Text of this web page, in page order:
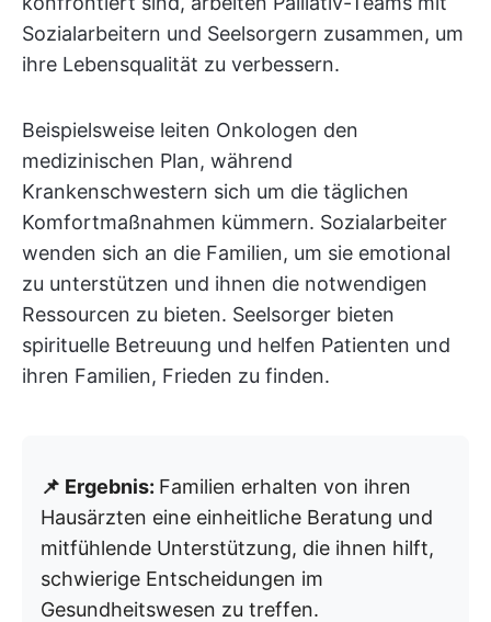
Sozialarbeitern und Seelsorgern zusammen, um
ihre Lebensqualität zu verbessern.
Beispielsweise leiten Onkologen den
medizinischen Plan, während
Krankenschwestern sich um die täglichen
Komfortmaßnahmen kümmern. Sozialarbeiter
wenden sich an die Familien, um sie emotional
zu unterstützen und ihnen die notwendigen
Ressourcen zu bieten. Seelsorger bieten
spirituelle Betreuung und helfen Patienten und
ihren Familien, Frieden zu finden.
📌 Ergebnis: Familien erhalten von ihren
Hausärzten eine einheitliche Beratung und
mitfühlende Unterstützung, die ihnen hilft,
schwierige Entscheidungen im
Gesundheitswesen zu treffen.